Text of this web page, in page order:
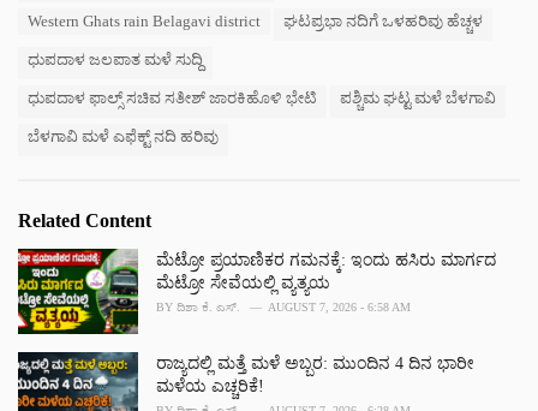
Western Ghats rain Belagavi district
ಘಟಪ್ರಭಾ ನದಿಗೆ ಒಳಹರಿವು ಹೆಚ್ಚಳ
ಧುಪದಾಳ ಜಲಪಾತ ಮಳೆ ಸುದ್ದಿ
ಧುಪದಾಳ ಫಾಲ್ಸ್ ಸಚಿವ ಸತೀಶ್ ಜಾರಕಿಹೊಳಿ ಭೇಟಿ ಪಶ್ಚಿಮ ಘಟ್ಟ ಮಳೆ ಬೆಳಗಾವಿ
ಬೆಳಗಾವಿ ಮಳೆ ಎಫೆಕ್ಟ್ ನದಿ ಹರಿವು
Related Content
ಮೆಟ್ರೋ ಪ್ರಯಾಣಿಕರ ಗಮನಕ್ಕೆ: ಇಂದು ಹಸಿರು ಮಾರ್ಗದ
ಮೆಟ್ರೋ ಸೇವೆಯಲ್ಲಿ ವ್ಯತ್ಯಯ
BY ದಿಶಾ ಕೆ. ಎಸ್. AUGUST 7, 2026 - 6:58 AM
ರಾಜ್ಯದಲ್ಲಿ ಮತ್ತೆ ಮಳೆ ಅಬ್ಬರ: ಮುಂದಿನ 4 ದಿನ ಭಾರೀ
ಮಳೆಯ ಎಚ್ಚರಿಕೆ!